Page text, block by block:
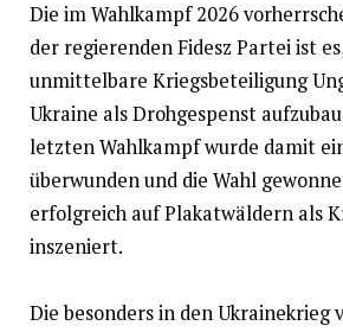
Die im Wahlkampf 2026
der regierenden Fidesz Partei ist
unmittelbare Kriegsbeteiligung
Ukraine als Drohgespenst
letzten Wahlkampf wurde damit
überwunden und die Wahl
erfolgreich auf Plakatwäldern als
inszeniert.
Die besonders in den Ukrainekrieg